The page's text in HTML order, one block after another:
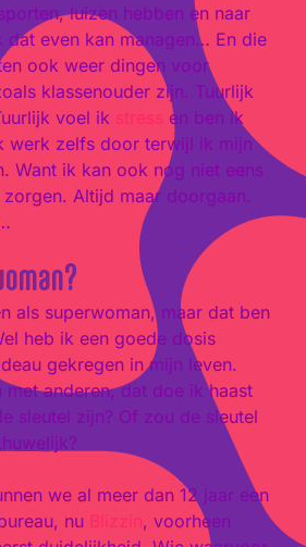
luizen hebben en naar
dat even kan managen… En die
ook weer dingen voor
klassenouder zijn. Tuurlijk
voel ik stress en ben ik
werk zelfs door terwijl ik mijn
Want ik kan ook nog niet eens
Altijd maar doorgaan.
als superwoman, maar dat ben
heb ik een goede dosis
gekregen in mijn leven.
anderen, dat doe ik haast
sleutel zijn? Of zou de sleutel
we al meer dan 12 jaar een
nu Blizzin, voorheen